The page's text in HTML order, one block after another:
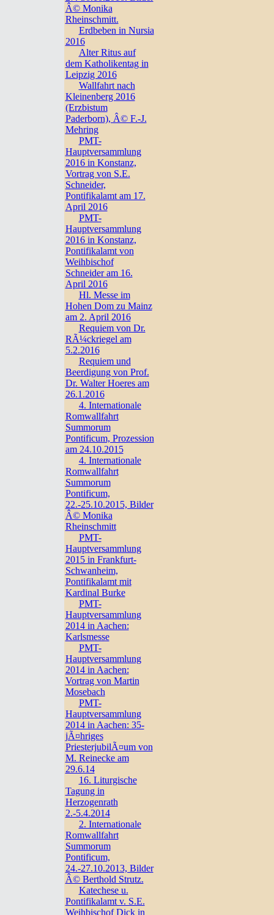
Â© Monika
Rheinschmitt.
Erdbeben in Nursia
2016
Alter Ritus auf
dem Katholikentag in
Leipzig 2016
Wallfahrt nach
Kleinenberg 2016
(Erzbistum
Paderborn), Â© F.-J.
Mehring
PMT-
Hauptversammlung
2016 in Konstanz,
Vortrag von S.E.
Schneider,
Pontifikalamt am 17.
April 2016
PMT-
Hauptversammlung
2016 in Konstanz,
Pontifikalamt von
Weihbischof
Schneider am 16.
April 2016
Hl. Messe im
Hohen Dom zu Mainz
am 2. April 2016
Requiem von Dr.
RÃ¼ckriegel am
5.2.2016
Requiem und
Beerdigung von Prof.
Dr. Walter Hoeres am
26.1.2016
4. Internationale
Romwallfahrt
Summorum
Pontificum, Prozession
am 24.10.2015
4. Internationale
Romwallfahrt
Summorum
Pontificum,
22.-25.10.2015, Bilder
Â© Monika
Rheinschmitt
PMT-
Hauptversammlung
2015 in Frankfurt-
Schwanheim,
Pontifikalamt mit
Kardinal Burke
PMT-
Hauptversammlung
2014 in Aachen:
Karlsmesse
PMT-
Hauptversammlung
2014 in Aachen:
Vortrag von Martin
Mosebach
PMT-
Hauptversammlung
2014 in Aachen: 35-
jÃ¤hriges
PriesterjubilÃ¤um von
M. Reinecke am
29.6.14
16. Liturgische
Tagung in
Herzogenrath
2.-5.4.2014
2. Internationale
Romwallfahrt
Summorum
Pontificum,
24.-27.10.2013, Bilder
Â© Berthold Strutz.
Katechese u.
Pontifikalamt v. S.E.
Weihbischof Dick in